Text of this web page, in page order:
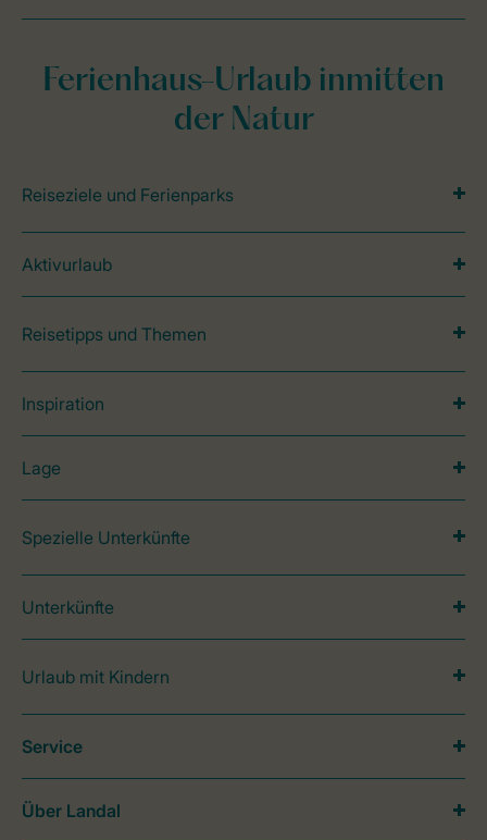
Ferienhaus-Urlaub inmitten
der Natur
Reiseziele und Ferienparks
Aktivurlaub
Reisetipps und Themen
Inspiration
Lage
Spezielle Unterkünfte
Unterkünfte
Urlaub mit Kindern
Service
Über Landal